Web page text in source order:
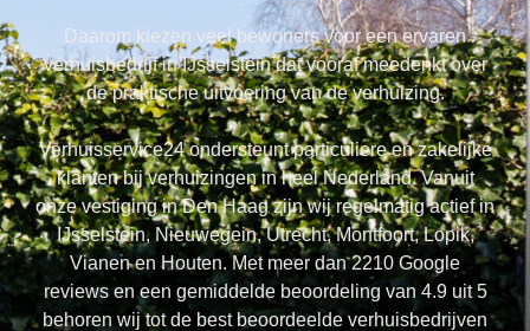
Daarom kiezen veel bewoners voor een ervaren
verhuisbedrijf in IJsselstein dat vooraf meedenkt over
de praktische uitvoering van de verhuizing.
Verhuisservice24 ondersteunt particuliere en zakelijke
klanten bij verhuizingen in heel Nederland. Vanuit
onze vestiging in Den Haag zijn wij regelmatig actief in
IJsselstein, Nieuwegein, Utrecht, Montfoort, Lopik,
Vianen en Houten. Met meer dan 2210 Google
reviews en een gemiddelde beoordeling van 4.9 uit 5
behoren wij tot de best beoordeelde verhuisbedrijven